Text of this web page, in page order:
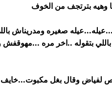
بترتجف من الخوف
صغيره ومدريناش
بتقوله ..اخر مره
لفياض وقال بغل مكبوت...خايف